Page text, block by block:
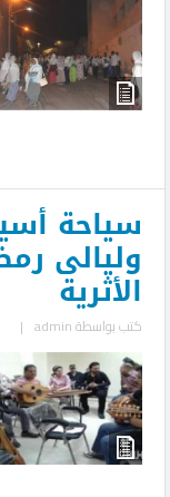
سياحة
وليالى
الأثرية
كتب بواسطةadmin
|